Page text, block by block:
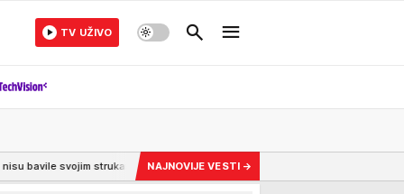
TV UŽIVO
6:30 Da li je greh držati krst na retrovizoru automobila? Sveštenik
NAJNOVIJE VESTI →